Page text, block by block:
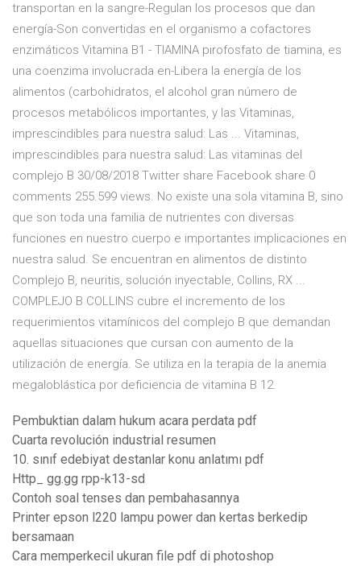
transportan en la sangre-Regulan los procesos que dan
energía-Son convertidas en el organismo a cofactores
enzimáticos Vitamina B1 - TIAMINA pirofosfato de tiamina, es
una coenzima involucrada en-Libera la energía de los
alimentos (carbohidratos, el alcohol gran número de
procesos metabólicos importantes, y las Vitaminas,
imprescindibles para nuestra salud: Las ... Vitaminas,
imprescindibles para nuestra salud: Las vitaminas del
complejo B 30/08/2018 Twitter share Facebook share 0
comments 255.599 views. No existe una sola vitamina B, sino
que son toda una familia de nutrientes con diversas
funciones en nuestro cuerpo e importantes implicaciones en
nuestra salud. Se encuentran en alimentos de distinto
Complejo B, neuritis, solución inyectable, Collins, RX ...
COMPLEJO B COLLINS cubre el incremento de los
requerimientos vitamínicos del complejo B que demandan
aquellas situaciones que cursan con aumento de la
utilización de energía. Se utiliza en la terapia de la anemia
megaloblástica por deficiencia de vitamina B 12.
Pembuktian dalam hukum acara perdata pdf
Cuarta revolución industrial resumen
10. sınıf edebiyat destanlar konu anlatımı pdf
Http_ gg.gg rpp-k13-sd
Contoh soal tenses dan pembahasannya
Printer epson l220 lampu power dan kertas berkedip
bersamaan
Cara memperkecil ukuran file pdf di photoshop